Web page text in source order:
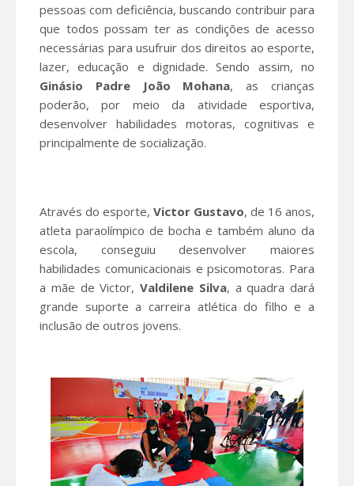
pessoas com deficiência, buscando contribuir para
que todos possam ter as condições de acesso
necessárias para usufruir dos direitos ao esporte,
lazer, educação e dignidade. Sendo assim, no
Ginásio Padre João Mohana, as crianças
poderão, por meio da atividade esportiva,
desenvolver habilidades motoras, cognitivas e
principalmente de socialização.
Através do esporte, Victor Gustavo, de 16 anos,
atleta paraolímpico de bocha e também aluno da
escola, conseguiu desenvolver maiores
habilidades comunicacionais e psicomotoras. Para
a mãe de Victor, Valdilene Silva, a quadra dará
grande suporte a carreira atlética do filho e a
inclusão de outros jovens.